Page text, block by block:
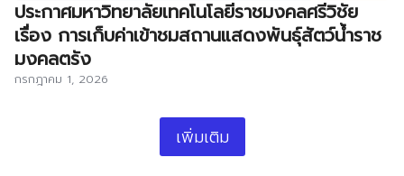
ประกาศมหาวิทยาลัยเทคโนโลยีราชมงคลศรีวิชัย
เรื่อง การเก็บค่าเข้าชมสถานแสดงพันธุ์สัตว์น้ำราช
มงคลตรัง
กรกฎาคม 1, 2026
เพิ่มเติม